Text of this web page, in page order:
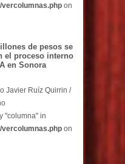
on
de pesos se
el proceso interno
en Sonora
Javier Ruíz Quirrin /
"columna" in
on